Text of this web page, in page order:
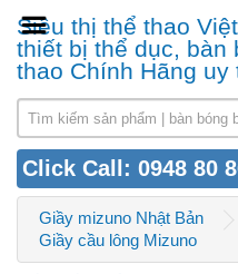
Siêu thị thể thao
thiết bị thể dục, bàn
thao Chính Hãng uy
Click Call: 0948 80
Giầy mizuno Nhật Bản
Giầy cầu lông Mizuno